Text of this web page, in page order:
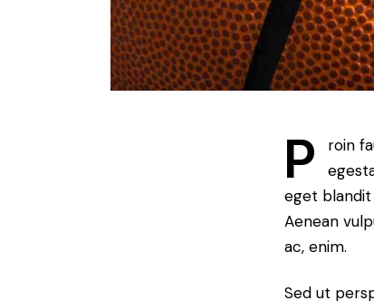
P
roin
eget blandit
Aenean
ac, enim.
Sed ut